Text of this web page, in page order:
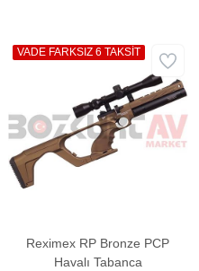
Reximex RP Bronze PCP
Havalı Tabanca
VADE FARKSIZ 6 TAKSİT